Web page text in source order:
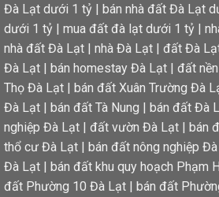
Đà Lạt dưới 1 tỷ | bán nhà đất Đà Lạt
dưới 1 tỷ | mua đất đà lạt dưới 1 tỷ |
nhà đất Đà Lạt | nhà Đà Lạt | đất Đà
Đà Lạt | bán homestay Đà Lạt | đất
Thọ Đà Lạt | bán đất Xuân Trường Đà
Đà Lạt | bán đất Tà Nung | bán đất Đà
nghiệp Đà Lạt | đất vườn Đà Lạt | bán
thổ cư Đà Lạt | bán đất nông nghiệp
Đà Lạt | bán đất khu quy hoạch Phạm
đất Phường 10 Đà Lạt | bán đất